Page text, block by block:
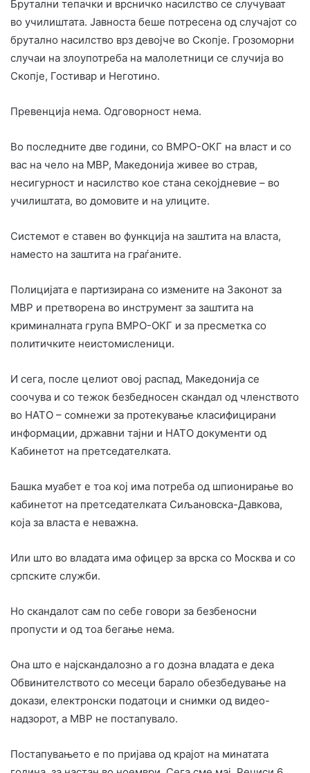
Брутални тепачки и врсничко насилство се случуваат
во училиштата. Јавноста беше потресена од случајот со
брутално насилство врз девојче во Скопје. Грозоморни
случаи на злоупотреба на малолетници се случија во
Скопје, Гостивар и Неготино.
Превенција нема. Одговорност нема.
Во последните две години, со ВМРО-ОКГ на власт и со
вас на чело на МВР, Македонија живее во страв,
несигурност и насилство кое стана секојдневие – во
училиштата, во домовите и на улиците.
Системот е ставен во функција на заштита на власта,
наместо на заштита на граѓаните.
Полицијата е партизирана со измените на Законот за
МВР и претворена во инструмент за заштита на
криминалната група ВМРО-ОКГ и за пресметка со
политичките неистомисленици.
И сега, после целиот овој распад, Македонија се
соочува и со тежок безбедносен скандал од членството
во НАТО – сомнежи за протекување класифицирани
информации, државни тајни и НАТО документи од
Кабинетот на претседателката.
Башка муабет е тоа кој има потреба од шпионирање во
кабинетот на претседателката Сиљановска-Давкова,
која за власта е неважна.
Или што во владата има офицер за врска со Москва и со
српските служби.
Но скандалот сам по себе говори за безбеносни
пропусти и од тоа бегање нема.
Она што е најскандалозно а го дозна владата е дека
Обвинителството со месеци барало обезбедување на
докази, електронски податоци и снимки од видео-
надзорот, а МВР не постапувало.
Постапувањето е по пријава од крајот на минатата